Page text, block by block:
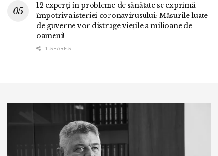
12 experți în probleme de sănătate se exprimă
împotriva isteriei coronavirusului: Măsurile luate
de guverne vor distruge viețile a milioane de
oameni!
1 SHARES